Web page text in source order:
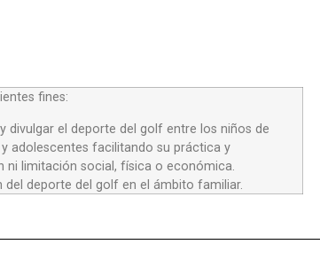
fines:
divulgar el deporte del golf entre los niños de
adolescentes facilitando su práctica y
ni limitación social, física o económica.
del deporte del golf en el ámbito familiar.